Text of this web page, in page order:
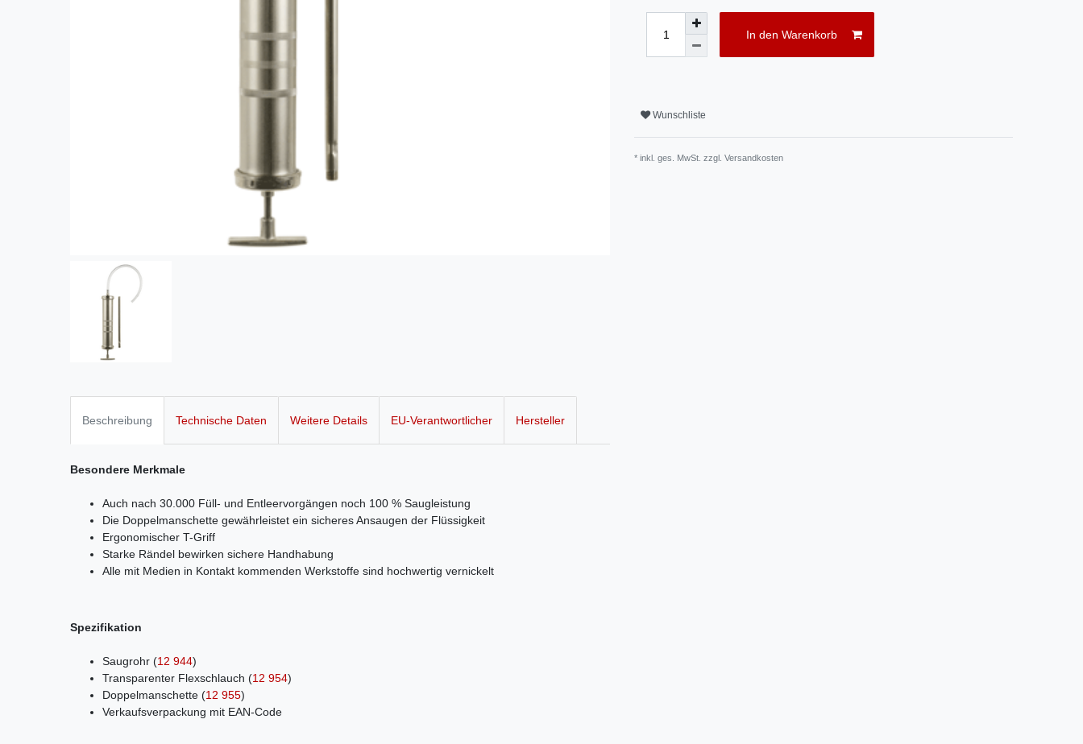
In den Warenkorb
Wunschliste
* inkl. ges. MwSt. zzgl. Versandkosten
Beschreibung Technische Daten Weitere Details EU-Verantwortlicher Hersteller
Besondere Merkmale
Auch nach 30.000 Füll- und Entleervorgängen noch 100 % Saugleistung
Die Doppelmanschette gewährleistet ein sicheres Ansaugen der Flüssigkeit
Ergonomischer T-Griff
Starke Rändel bewirken sichere Handhabung
Alle mit Medien in Kontakt kommenden Werkstoffe sind hochwertig vernickelt
Spezifikation
Saugrohr (12 944)
Transparenter Flexschlauch (12 954)
Doppelmanschette (12 955)
Verkaufsverpackung mit EAN-Code